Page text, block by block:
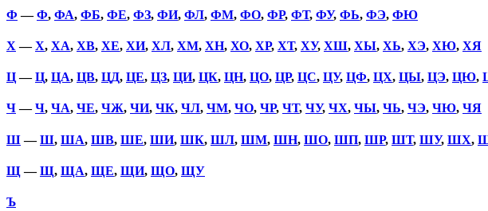
Ф —Ф, ФА, ФБ, ФЕ, ФЗ, ФИ, ФЛ, ФМ, ФО, ФР, ФТ, ФУ, ФЬ, ФЭ, ФЮ
Х —Х, ХА, ХВ, ХЕ, ХИ, ХЛ, ХМ, ХН, ХО, ХР, ХТ, ХУ, ХШ, ХЫ, ХЬ, ХЭ, ХЮ, ХЯ
Ц—Ц, ЦА, ЦВ, ЦД, ЦЕ, ЦЗ, ЦИ, ЦК, ЦН, ЦО, ЦР, ЦС, ЦУ, ЦФ, ЦХ, ЦЫ, ЦЭ, ЦЮ,
Ч—Ч, ЧА, ЧЕ, ЧЖ, ЧИ, ЧК, ЧЛ, ЧМ, ЧО, ЧР, ЧТ, ЧУ, ЧХ, ЧЫ, ЧЬ, ЧЭ, ЧЮ, ЧЯ
Ш—Ш, ША, ШВ, ШЕ, ШИ, ШК, ШЛ, ШМ, ШН, ШО, ШП, ШР, ШТ, ШУ, ШХ,
Щ —Щ, ЩА, ЩЕ, ЩИ, ЩО, ЩУ
Ъ